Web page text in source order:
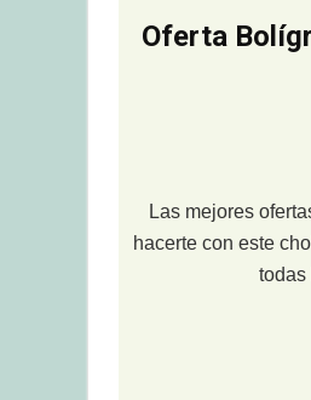
Oferta
Las mejores
hacerte con este
todas